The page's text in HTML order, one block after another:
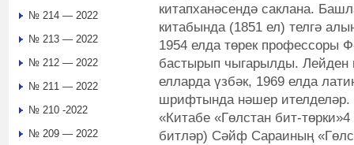
китапханәсендә саклана.
китабында (1851 ел) телгә
1954 елда төрек профессоры
бастырып чыгарылды. Лейден
елларда үзбәк, 1969 елда
шрифтында нәшер ителделәр.
«Китабе «Гөлстан бит-
битләр) Сәйф Сараиның
№ 214 — 2022
№ 213 — 2022
№ 212 — 2022
№ 211 — 2022
№ 210 -2022
№ 209 — 2022